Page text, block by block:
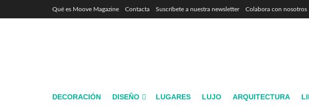
Qué es Moove Magazine Contacta Suscríbete a nuestra newsletter Colabora con nosotros
DECORACIÓN DISEÑO LUGARES LUJO ARQUITECTURA